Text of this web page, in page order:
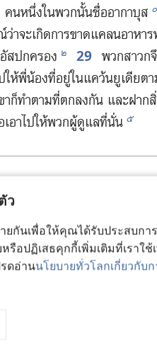
ว
ยกันเพื่อให้คุณได้รับประสบก
รือปฏิเสธคุกกี้เพิ่มเติมที่เรา
ดอ่านนโยบายทั่วโลกเกี่ยวกับ
คน​หนึ่ง​ใน​พวก​นั้น​ชื่อ​อากาบุส ๐
ว่า​จะ​เกิด​การ​ขาด​แคลน​อาหาร​
ส​ปกครอง ๒ 29 พวก​สาวก​
ให้​พี่​น้อง​ที่​อยู่​ใน​แคว้น​ยูเดีย​ต
า​ก็​ทำ​ตาม​ที่​ตก​ลง​กัน และ​ฝาก​
เอา​ไป​ให้​พวก​ผู้​ดู​แล​ที่​นั่น ๕
Tower Bible and Tract Society of